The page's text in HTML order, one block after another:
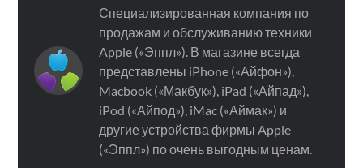
Специализированная компания по
продажам и обслуживанию техники
Apple («Эппл»). В магазине всегда
представлены iPhone («Айфон»),
Macbook («Макбук»), iPad («Айпад»),
iPod («Айпод»), iMac («Аймак») и
другие устройства фирмы Apple
(«Эппл») по очень выгодным ценам.